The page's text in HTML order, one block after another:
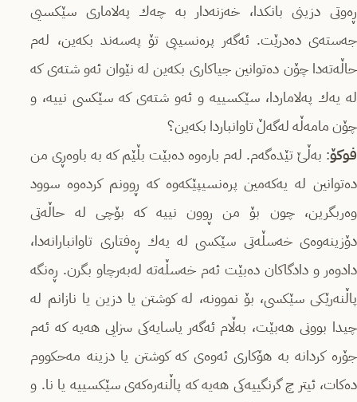
ڕه‌وتی دزینی بانكدا، خه‌زنه‌دار به‌ چه‌ك په‌لاماری سێكسیی
جه‌سته‌ی ده‌درێت. ئه‌گه‌ر پره‌نسیپی تۆ په‌سه‌ند بكه‌ین، له‌م
حاڵه‌ته‌دا چۆن ده‌توانین جیاكاری بكه‌ین له‌ نێوان ئه‌و شته‌ی كه‌
له‌ یه‌ك په‌لاماردا، سێكسییه‌ و ئه‌و شته‌ی كه‌ سێكسی نییه‌، و
چۆن مامه‌ڵه‌ له‌گه‌ڵ تاوانباردا بكه‌ین؟
فوکۆ: به‌ڵێ تێده‌گه‌م. له‌م باره‌وه‌ ده‌بێت بڵێم كه‌ به‌ باوه‌ڕی من
ده‌توانین له‌ یه‌كه‌مین پره‌نسیپێكه‌وه‌ كه‌ ڕوونم كرده‌وه‌ سوود
وه‌ربگرین، چون بۆ من ڕوون نییه‌‌ كه‌ بۆچی له‌ حاڵه‌تی
دۆزینه‌وه‌ی خه‌سڵه‌تی سێكسی له‌ یه‌ك ڕه‌فتاری تاوانبارانه‌دا،
دادوه‌ر و دادگاكان ده‌بێت ئه‌م خه‌سڵه‌ته‌ له‌به‌رچاو بگرن. ڕه‌نگه‌
پاڵنه‌رێكی سێكسی، بۆ نموونه،‌ له‌ كوشتن یا دزین یا نازانم له‌
چیدا بوونی هه‌بێت، به‌ڵام ئه‌گه‌ر یاسایه‌كی سزایی هه‌یه‌ كه‌ ئه‌م
جۆره‌ كردانه‌ به‌ هۆكاری ئه‌وه‌ی كه‌ كوشتن یا دزینه‌ مه‌حكووم
ده‌كات، ئیتر چ گرنگییه‌كی هه‌یه‌ كه‌ پاڵنه‌ره‌كه‌ی سێكسییه‌ یا نا. و